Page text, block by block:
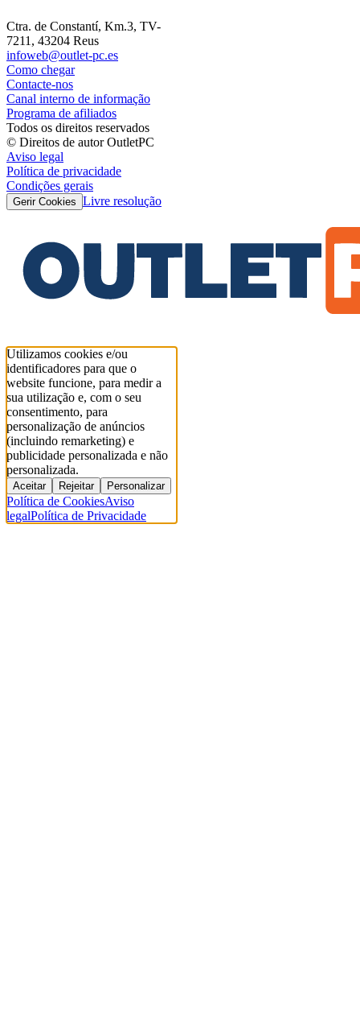
Ctra. de Constantí, Km.3, TV-
7211, 43204 Reus
infoweb@outlet-pc.es
Como chegar
Contacte-nos
Canal interno de informação
Programa de afiliados
Todos os direitos reservados
© Direitos de autor OutletPC
Aviso legal
Política de privacidade
Condições gerais
Gerir Cookies Livre resolução
Utilizamos cookies e/ou
identificadores para que o
website funcione, para medir a
sua utilização e, com o seu
consentimento, para
personalização de anúncios
(incluindo remarketing) e
publicidade personalizada e não
personalizada.
Aceitar Rejeitar Personalizar
Política de CookiesAviso
legalPolítica de Privacidade